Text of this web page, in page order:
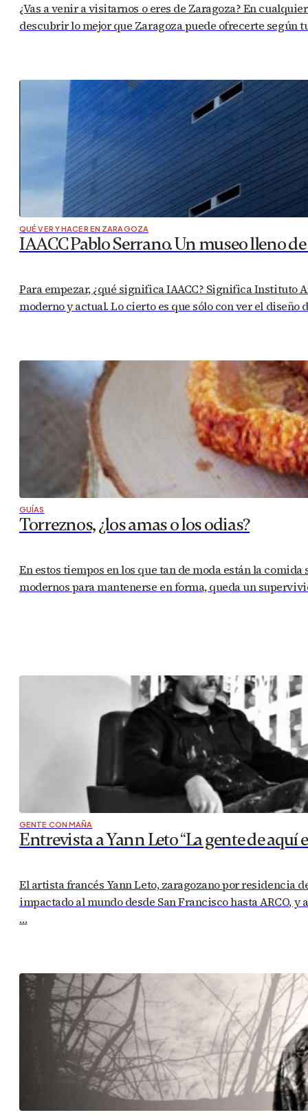
¿Vas a venir a visitarnos o eres de Zaragoza? En
descubrir lo mejor que Zaragoza puede ofrecerte según
QUÉ VER Y HACER EN ZARAGOZA
IAACC Pablo Serrano. Un museo lleno
Para empezar, ¿qué significa IAACC? Significa Instituto
moderno y actual. Lo cierto es que sólo con ver el
GUÍAS
Torreznos, ¿los amas o los odias?
En estos tiempos en los que tan de moda están la
modernos para mantenerse en forma, queda un
GENTE CON MAÑA
Entrevista a Yann Leto “La gente de aquí
El artista francés Yann Leto, zaragozano por residencia
impactado al mundo desde San Francisco hasta ARCO,
…